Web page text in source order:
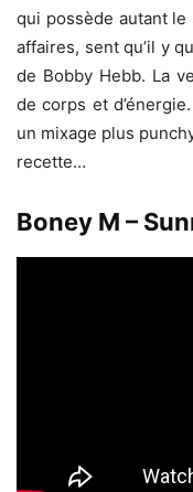
qui possède autant
affaires, sent qu’il y
de Bobby Hebb. La
de corps et
un mixage plus
recette…
Boney M –